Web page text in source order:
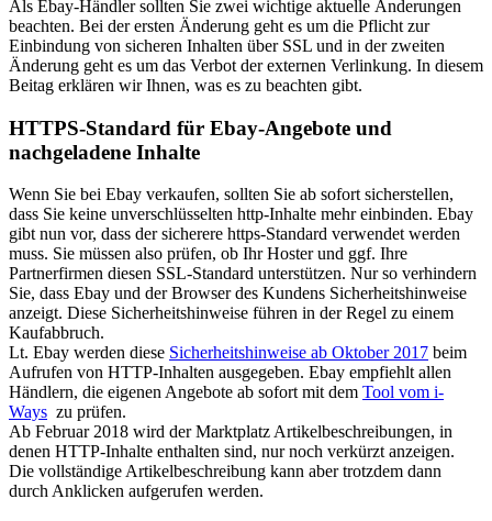
Als Ebay-Händler sollten Sie zwei wichtige aktuelle Änderungen
beachten. Bei der ersten Änderung geht es um die Pflicht zur
Einbindung von sicheren Inhalten über SSL und in der zweiten
Änderung geht es um das Verbot der externen Verlinkung. In diesem
Beitag erklären wir Ihnen, was es zu beachten gibt.
HTTPS-Standard für Ebay-Angebote und
nachgeladene Inhalte
Wenn Sie bei Ebay verkaufen, sollten Sie ab sofort sicherstellen,
dass Sie keine unverschlüsselten http-Inhalte mehr einbinden. Ebay
gibt nun vor, dass der sicherere https-Standard verwendet werden
muss. Sie müssen also prüfen, ob Ihr Hoster und ggf. Ihre
Partnerfirmen diesen SSL-Standard unterstützen. Nur so verhindern
Sie, dass Ebay und der Browser des Kundens Sicherheitshinweise
anzeigt. Diese Sicherheitshinweise führen in der Regel zu einem
Kaufabbruch.
Lt. Ebay werden diese Sicherheitshinweise ab Oktober 2017 beim
Aufrufen von HTTP-Inhalten ausgegeben. Ebay empfiehlt allen
Händlern, die eigenen Angebote ab sofort mit dem Tool vom i-
Ways zu prüfen.
Ab Februar 2018 wird der Marktplatz Artikelbeschreibungen, in
denen HTTP-Inhalte enthalten sind, nur noch verkürzt anzeigen.
Die vollständige Artikelbeschreibung kann aber trotzdem dann
durch Anklicken aufgerufen werden.